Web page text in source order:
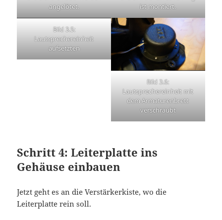
angelötet.
ist montiert.
Bild 3.5:
Lautsprechereinheit
aufsetzten
Bild 3.6:
Lautsprechereinheit mit
dem Armaturenbrett
verschraubt
Schritt 4: Leiterplatte ins
Gehäuse einbauen
Jetzt geht es an die Verstärkerkiste, wo die
Leiterplatte rein soll.